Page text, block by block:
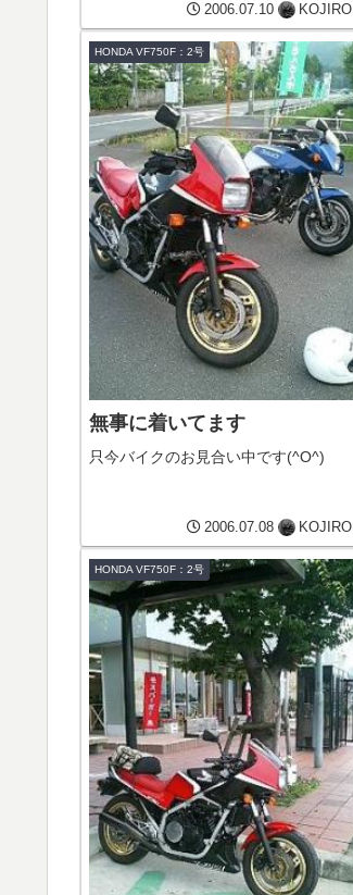
2006.07.10 KOJIRO
HONDA VF750F：2号
無事に着いてます
只今バイクのお見合い中です(^O^)
2006.07.08 KOJIRO
HONDA VF750F：2号